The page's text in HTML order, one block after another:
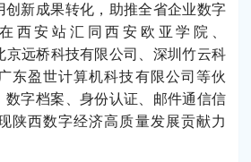
创新成果转化，助推全省企业数字
西安站汇同西安欧亚学院、
京远桥科技有限公司、深圳竹云科
东盈世计算机科技有限公司等伙
数字档案、身份认证、邮件通信信
陕西数字经济高质量发展贡献力